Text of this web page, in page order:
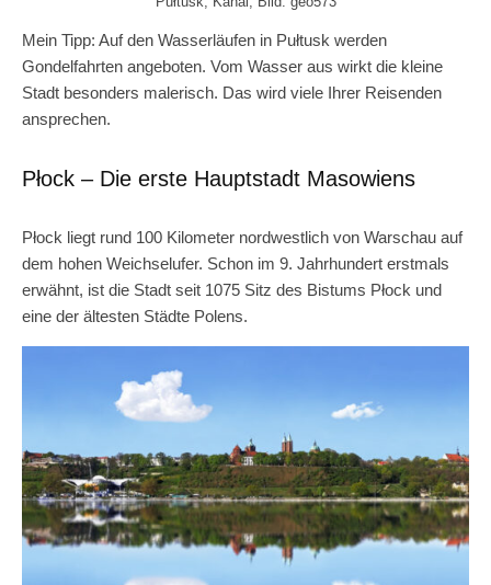
Mein Tipp: Auf den Wasserläufen in Pułtusk werden
Gondelfahrten angeboten. Vom Wasser aus wirkt die kleine
Stadt besonders malerisch. Das wird viele Ihrer Reisenden
ansprechen.
Płock – Die erste Hauptstadt Masowiens
Płock liegt rund 100 Kilometer nordwestlich von Warschau auf
dem hohen Weichselufer. Schon im 9. Jahrhundert erstmals
erwähnt, ist die Stadt seit 1075 Sitz des Bistums Płock und
eine der ältesten Städte Polens.